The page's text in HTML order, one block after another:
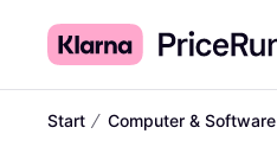
Start ∕ Computer & Software